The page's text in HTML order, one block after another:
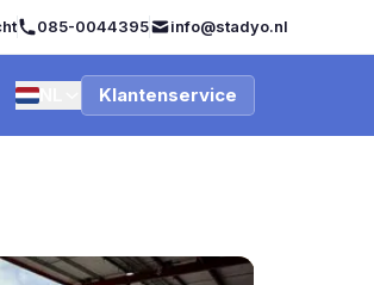
085-0044395 info@stadyo.nl
Klantenservice